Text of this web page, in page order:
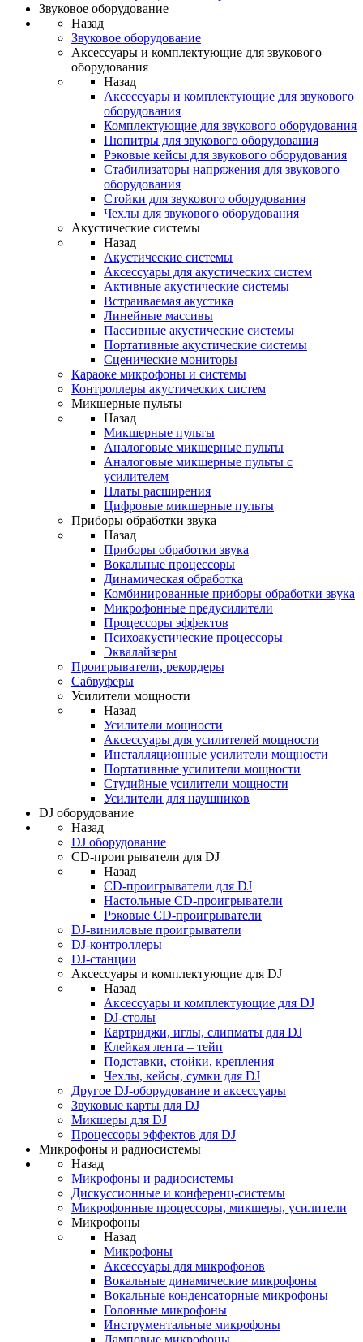
Звуковое оборудование
Назад
Звуковое оборудование
Аксессуары и комплектующие для звукового
оборудования
Назад
Аксессуары и комплектующие для звукового
оборудования
Комплектующие для звукового оборудования
Пюпитры для звукового оборудования
Рэковые кейсы для звукового оборудования
Стабилизаторы напряжения для звукового
оборудования
Стойки для звукового оборудования
Чехлы для звукового оборудования
Акустические системы
Назад
Акустические системы
Аксессуары для акустических систем
Активные акустические системы
Встраиваемая акустика
Линейные массивы
Пассивные акустические системы
Портативные акустические системы
Сценические мониторы
Караоке микрофоны и системы
Контроллеры акустических систем
Микшерные пульты
Назад
Микшерные пульты
Аналоговые микшерные пульты
Аналоговые микшерные пульты с
усилителем
Платы расширения
Цифровые микшерные пульты
Приборы обработки звука
Назад
Приборы обработки звука
Вокальные процессоры
Динамическая обработка
Комбинированные приборы обработки звука
Микрофонные предусилители
Процессоры эффектов
Психоакустические процессоры
Эквалайзеры
Проигрыватели, рекордеры
Сабвуферы
Усилители мощности
Назад
Усилители мощности
Аксессуары для усилителей мощности
Инсталляционные усилители мощности
Портативные усилители мощности
Студийные усилители мощности
Усилители для наушников
DJ оборудование
Назад
DJ оборудование
CD-проигрыватели для DJ
Назад
CD-проигрыватели для DJ
Настольные CD-проигрыватели
Рэковые CD-проигрыватели
DJ-виниловые проигрыватели
DJ-контроллеры
DJ-станции
Аксессуары и комплектующие для DJ
Назад
Аксессуары и комплектующие для DJ
DJ-столы
Картриджи, иглы, слипматы для DJ
Клейкая лента – тейп
Подставки, стойки, крепления
Чехлы, кейсы, сумки для DJ
Другое DJ-оборудование и аксессуары
Звуковые карты для DJ
Микшеры для DJ
Процессоры эффектов для DJ
Микрофоны и радиосистемы
Назад
Микрофоны и радиосистемы
Дискуссионные и конференц-системы
Микрофонные процессоры, микшеры, усилители
Микрофоны
Назад
Микрофоны
Аксессуары для микрофонов
Вокальные динамические микрофоны
Вокальные конденсаторные микрофоны
Головные микрофоны
Инструментальные микрофоны
Ламповые микрофоны